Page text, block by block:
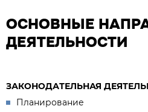
ОСНОВНЫЕ
ДЕЯТЕЛЬНОСТИ
ЗАКОНОДАТЕЛЬНАЯ
Планирование